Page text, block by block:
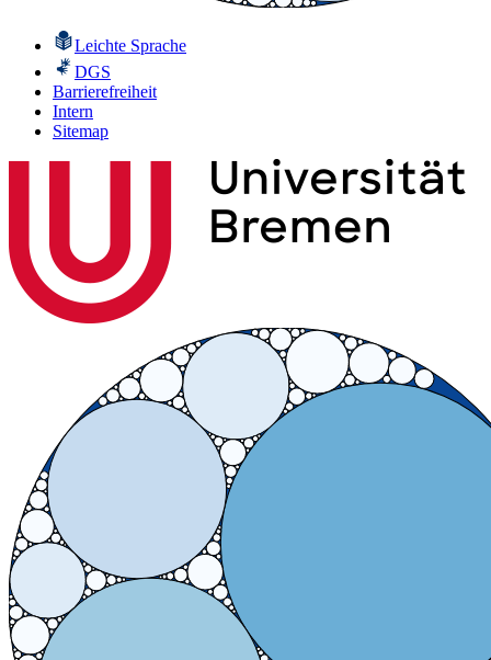
Leichte Sprache
DGS
Barrierefreiheit
Intern
Sitemap